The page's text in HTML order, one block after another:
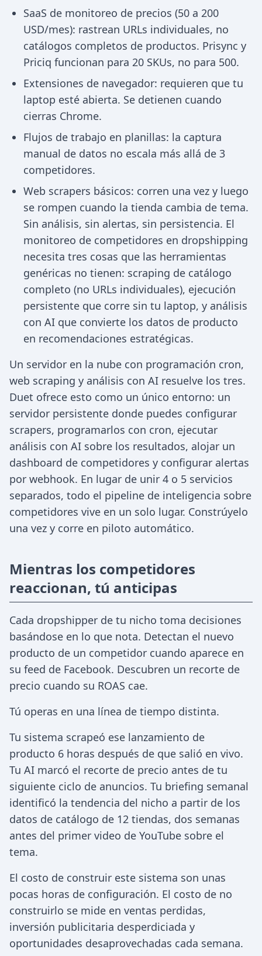
SaaS de monitoreo de precios (50 a 200
USD/mes): rastrean URLs individuales, no
catálogos completos de productos. Prisync y
Priciq funcionan para 20 SKUs, no para 500.
Extensiones de navegador: requieren que tu
laptop esté abierta. Se detienen cuando
cierras Chrome.
Flujos de trabajo en planillas: la captura
manual de datos no escala más allá de 3
competidores.
Web scrapers básicos: corren una vez y luego
se rompen cuando la tienda cambia de tema.
Sin análisis, sin alertas, sin persistencia. El
monitoreo de competidores en dropshipping
necesita tres cosas que las herramientas
genéricas no tienen: scraping de catálogo
completo (no URLs individuales), ejecución
persistente que corre sin tu laptop, y análisis
con AI que convierte los datos de producto
en recomendaciones estratégicas.
Un servidor en la nube con programación cron,
web scraping y análisis con AI resuelve los tres.
Duet ofrece esto como un único entorno: un
servidor persistente donde puedes configurar
scrapers, programarlos con cron, ejecutar
análisis con AI sobre los resultados, alojar un
dashboard de competidores y configurar alertas
por webhook. En lugar de unir 4 o 5 servicios
separados, todo el pipeline de inteligencia sobre
competidores vive en un solo lugar. Constrúyelo
una vez y corre en piloto automático.
Mientras los competidores
reaccionan, tú anticipas
Cada dropshipper de tu nicho toma decisiones
basándose en lo que nota. Detectan el nuevo
producto de un competidor cuando aparece en
su feed de Facebook. Descubren un recorte de
precio cuando su ROAS cae.
Tú operas en una línea de tiempo distinta.
Tu sistema scrapeó ese lanzamiento de
producto 6 horas después de que salió en vivo.
Tu AI marcó el recorte de precio antes de tu
siguiente ciclo de anuncios. Tu briefing semanal
identificó la tendencia del nicho a partir de los
datos de catálogo de 12 tiendas, dos semanas
antes del primer video de YouTube sobre el
tema.
El costo de construir este sistema son unas
pocas horas de configuración. El costo de no
construirlo se mide en ventas perdidas,
inversión publicitaria desperdiciada y
oportunidades desaprovechadas cada semana.